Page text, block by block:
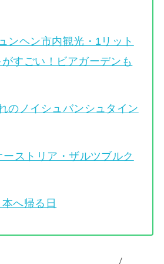
ンヘン市内観光・1リット
すごい！ビアガーデンも
のノイシュバンシュタイン
ーストリア・ザルツブルク
本へ帰る日